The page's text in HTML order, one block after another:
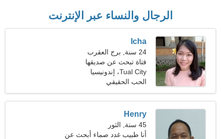
الرجال والنساء عبر الإنترنت
Icha
24 سنة, برج العقرب
فتاة تبحث عن صديقها
Tual City، إندونيسيا
الحب الحقيقي
Henry
45 سنة, الثور
أنا طبيب غدد صماء أبحث عن